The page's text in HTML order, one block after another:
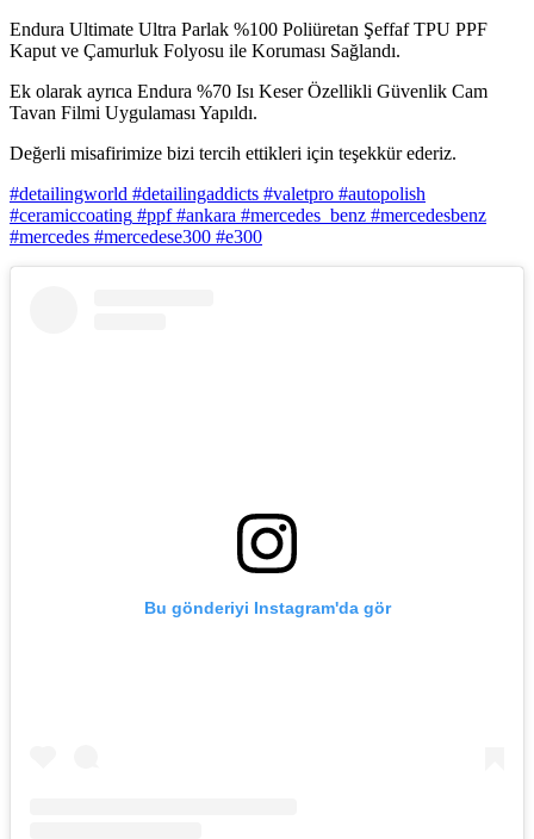
Endura Ultimate Ultra Parlak %100 Poliüretan Şeffaf TPU PPF
Kaput ve Çamurluk Folyosu ile Koruması Sağlandı.
Ek olarak ayrıca Endura %70 Isı Keser Özellikli Güvenlik Cam
Tavan Filmi Uygulaması Yapıldı.
Değerli misafirimize bizi tercih ettikleri için teşekkür ederiz.
#detailingworld #detailingaddicts #valetpro #autopolish
#ceramiccoating #ppf#ankara #mercedes_benz #mercedesbenz
#mercedes #mercedese300 #e300
Bu gönderiyi Instagram'da gör